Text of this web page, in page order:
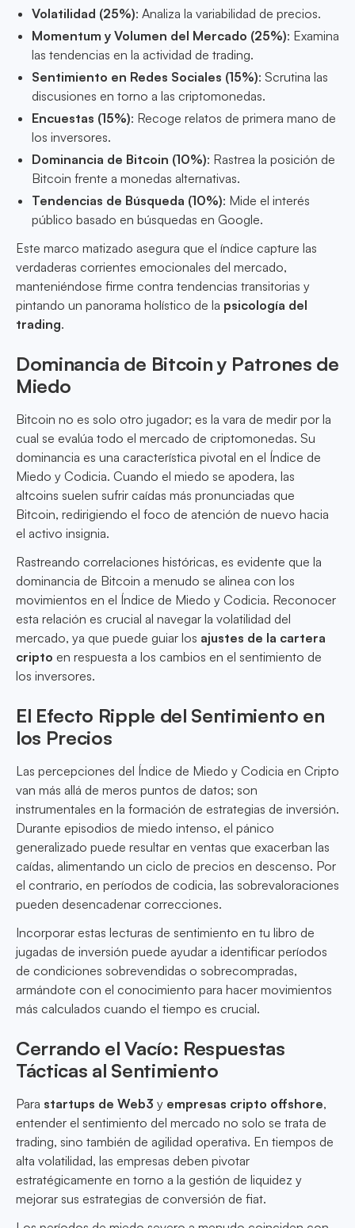
Volatilidad (25%): Analiza la variabilidad de precios.
Momentum y Volumen del Mercado (25%): Examina
las tendencias en la actividad de trading.
Sentimiento en Redes Sociales (15%): Scrutina las
discusiones en torno a las criptomonedas.
Encuestas (15%): Recoge relatos de primera mano de
los inversores.
Dominancia de Bitcoin (10%): Rastrea la posición de
Bitcoin frente a monedas alternativas.
Tendencias de Búsqueda (10%): Mide el interés
público basado en búsquedas en Google.
Este marco matizado asegura que el índice capture las
verdaderas corrientes emocionales del mercado,
manteniéndose firme contra tendencias transitorias y
pintando un panorama holístico de la psicología del
trading.
Dominancia de Bitcoin y Patrones de
Miedo
Bitcoin no es solo otro jugador; es la vara de medir por la
cual se evalúa todo el mercado de criptomonedas. Su
dominancia es una característica pivotal en el Índice de
Miedo y Codicia. Cuando el miedo se apodera, las
altcoins suelen sufrir caídas más pronunciadas que
Bitcoin, redirigiendo el foco de atención de nuevo hacia
el activo insignia.
Rastreando correlaciones históricas, es evidente que la
dominancia de Bitcoin a menudo se alinea con los
movimientos en el Índice de Miedo y Codicia. Reconocer
esta relación es crucial al navegar la volatilidad del
mercado, ya que puede guiar los ajustes de la cartera
cripto en respuesta a los cambios en el sentimiento de
los inversores.
El Efecto Ripple del Sentimiento en
los Precios
Las percepciones del Índice de Miedo y Codicia en Cripto
van más allá de meros puntos de datos; son
instrumentales en la formación de estrategias de inversión.
Durante episodios de miedo intenso, el pánico
generalizado puede resultar en ventas que exacerban las
caídas, alimentando un ciclo de precios en descenso. Por
el contrario, en períodos de codicia, las sobrevaloraciones
pueden desencadenar correcciones.
Incorporar estas lecturas de sentimiento en tu libro de
jugadas de inversión puede ayudar a identificar períodos
de condiciones sobrevendidas o sobrecompradas,
armándote con el conocimiento para hacer movimientos
más calculados cuando el tiempo es crucial.
Cerrando el Vacío: Respuestas
Tácticas al Sentimiento
Para startups de Web3 y empresas cripto offshore,
entender el sentimiento del mercado no solo se trata de
trading, sino también de agilidad operativa. En tiempos de
alta volatilidad, las empresas deben pivotar
estratégicamente en torno a la gestión de liquidez y
mejorar sus estrategias de conversión de fiat.